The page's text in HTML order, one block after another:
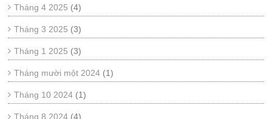
Tháng 4 2025 (4)
Tháng 3 2025 (3)
Tháng 1 2025 (3)
Tháng mười một 2024 (1)
Tháng 10 2024 (1)
Tháng 8 2024 (4)